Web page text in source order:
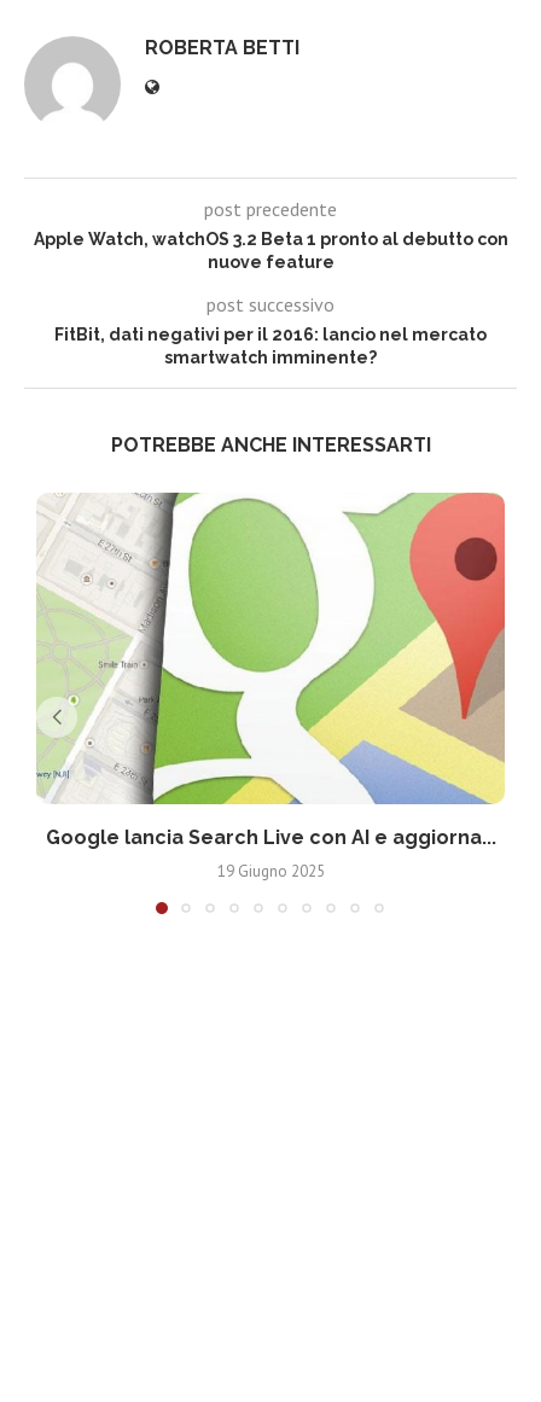
ROBERTA BETTI
post precedente
Apple Watch, watchOS 3.2 Beta 1 pronto al debutto con
nuove feature
post successivo
FitBit, dati negativi per il 2016: lancio nel mercato
smartwatch imminente?
POTREBBE ANCHE INTERESSARTI
Google lancia Search Live con AI e aggiorna...
19 Giugno 2025